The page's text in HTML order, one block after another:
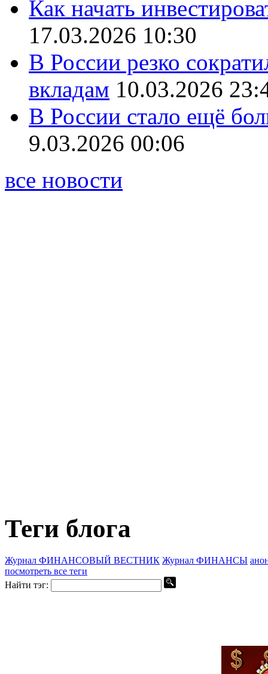
Как начать
17.03.2026 10:30
В России резко
вкладам 10.03.2026
В России стало ещё
9.03.2026 00:06
все новости
Теги блога
Журнал ФИНАНСОВЫЙ ВЕСТНИК Журнал ФИНАНСЫ
посмотреть все теги
Найти тэг: